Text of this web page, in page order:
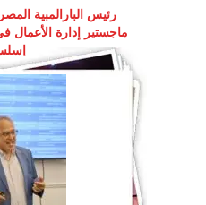
رئيس البارالمبية
ماجستير إدارة الأعمال